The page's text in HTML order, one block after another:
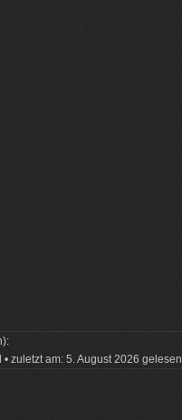
zuletzt am: 5. August 2026 gelesen.